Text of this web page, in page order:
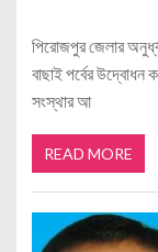
পিরোজপুর জেলার
বাছাই পর্বের উদ্বোধন
সংস্থার আ
READ MORE